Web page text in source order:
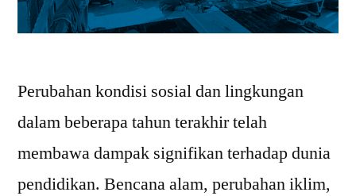
Perubahan kondisi sosial dan lingkungan
dalam beberapa tahun terakhir telah
membawa dampak signifikan terhadap dunia
pendidikan. Bencana alam, perubahan iklim,